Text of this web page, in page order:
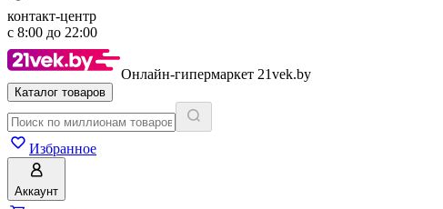
контакт-центр
с 8:00 до 22:00
Онлайн-гипермаркет 21vek.by
Каталог товаров
Избранное
Аккаунт